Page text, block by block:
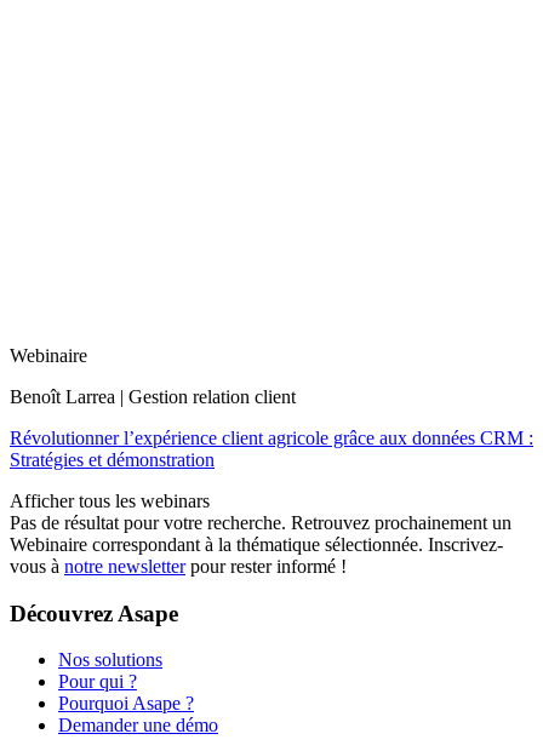
Webinaire
Benoît Larrea | Gestion relation client
Révolutionner l’expérience client agricole grâce aux données CRM :
Stratégies et démonstration
Afficher tous les webinars
Pas de résultat pour votre recherche. Retrouvez prochainement un
Webinaire correspondant à la thématique sélectionnée. Inscrivez-
vous à notre newsletterpour rester informé !
Découvrez Asape
Nos solutions
Pour qui ?
Pourquoi Asape ?
Demander une démo